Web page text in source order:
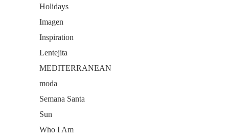
Holidays
Imagen
Inspiration
Lentejita
MEDITERRANEAN
moda
Semana Santa
Sun
Who I Am